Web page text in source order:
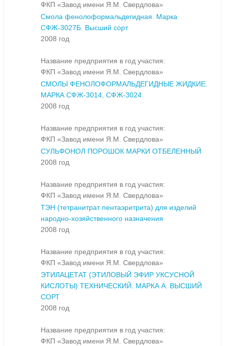
ФКП «Завод имени Я.М. Свердлова»
Смола фенолоформальдегидная. Марка
СФЖ-3027Б. Высший сорт
2008 год
Название предприятия в год участия:
ФКП «Завод имени Я.М. Свердлова»
СМОЛЫ ФЕНОЛОФОРМАЛЬДЕГИДНЫЕ ЖИДКИЕ.
МАРКА СФЖ-3014, СФЖ-3024
2008 год
Название предприятия в год участия:
ФКП «Завод имени Я.М. Свердлова»
СУЛЬФОНОЛ ПОРОШОК МАРКИ ОТБЕЛЕННЫЙ
2008 год
Название предприятия в год участия:
ФКП «Завод имени Я.М. Свердлова»
ТЭН (тетранитрат пентаэритрита) для изделий
народно-хозяйственного назначения
2008 год
Название предприятия в год участия:
ФКП «Завод имени Я.М. Свердлова»
ЭТИЛАЦЕТАТ (ЭТИЛОВЫЙ ЭФИР УКСУСНОЙ
КИСЛОТЫ) ТЕХНИЧЕСКИЙ. МАРКА А. ВЫСШИЙ
СОРТ
2008 год
Название предприятия в год участия:
ФКП «Завод имени Я.М. Свердлова»